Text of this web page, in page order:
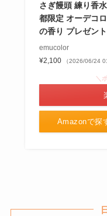
さぎ饅頭 練り香
都限定 オーデコ
の香り プレゼン
emucolor
¥2,100
（2026/06/24
Amazonで探
＼